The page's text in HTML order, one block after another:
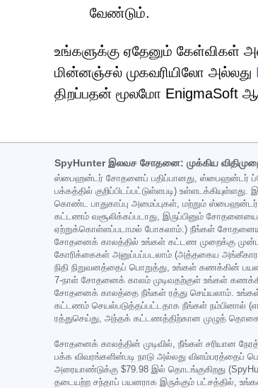
வேண்டும்.
உங்களுக்கு ஏதேனும் கேள்விகள்
மின்னஞ்சல் முகவரியிலோ அல்லது
திறப்பதன் மூலமோ
SpyHunter இலவச சோதனை: முக்கிய
ஸ்பைஹன்டர் சோதனைப் பதிப்பானது, ஸ்பைஹன்டர்
பக்கத்தில் குறிப்பிடப்பட்டுள்ளபடி)
கொண்ட பாதுகாப்பு அமைப்புகள், மற்றும்
கட்டணம் வசூலிக்கப்படாது, இருப்பினும் சோதனையைச்
ஏற்றுக்கொள்ளப்படாமல் போகலாம்.) நீங்கள்
சோதனைக் காலத்தில் உங்கள் கட்டண முறைக்கு
கோரிக்கைகள் அனுப்பப்படலாம் (அத்தகைய
நிதி நிறுவனத்தைப் பொறுத்து, உங்கள் கணக்கின்
7-நாள் சோதனைக் காலம் முடிவதற்குள் உங்கள்
சோதனைக் காலத்தை நீங்கள் ரத்து செய்யலாம். உங்கள்
கட்டணம் செயல்படுத்தப்பட்டதாக நீங்கள் நம்பினால்
ரத்துசெய்து, அந்தக் கட்டணத்திற்கான முழுத்
சோதனைக் காலத்தின் முடிவில், நீங்கள் சரியான
பக்க விவரங்களின்படி நாடு அல்லது விளம்பரத்தைப்
அரையாண்டுக்கு $79.98 இல் தொடங்குகிறது
தடையற்ற சந்தாப் பயனராக இருக்கும் பட்சத்தில்,